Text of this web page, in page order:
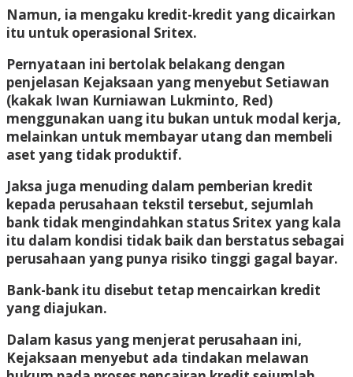
Namun, ia mengaku kredit-kredit yang dicairkan
itu untuk operasional Sritex.
Pernyataan ini bertolak belakang dengan
penjelasan Kejaksaan yang menyebut Setiawan
(kakak Iwan Kurniawan Lukminto, Red)
menggunakan uang itu bukan untuk modal kerja,
melainkan untuk membayar utang dan membeli
aset yang tidak produktif.
Jaksa juga menuding dalam pemberian kredit
kepada perusahaan tekstil tersebut, sejumlah
bank tidak mengindahkan status Sritex yang kala
itu dalam kondisi tidak baik dan berstatus sebagai
perusahaan yang punya risiko tinggi gagal bayar.
Bank-bank itu disebut tetap mencairkan kredit
yang diajukan.
Dalam kasus yang menjerat perusahaan ini,
Kejaksaan menyebut ada tindakan melawan